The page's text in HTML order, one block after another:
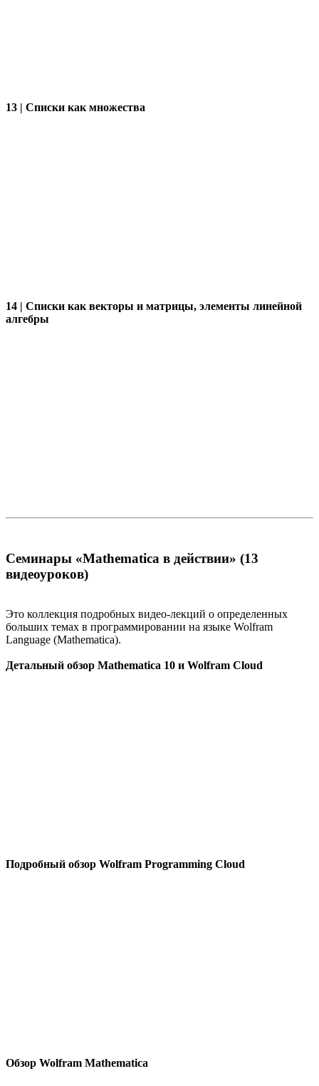
13 | Списки как множества
14 | Списки как векторы и матрицы, элементы линейной
алгебры
Семинары «Mathematica в действии» (13
видеоуроков)
Это коллекция подробных видео-лекций о определенных
больших темах в программировании на языке Wolfram
Language (Mathematica).
Детальный обзор Mathematica 10 и Wolfram Cloud
Подробный обзор Wolfram Programming Cloud
Обзор Wolfram Mathematica